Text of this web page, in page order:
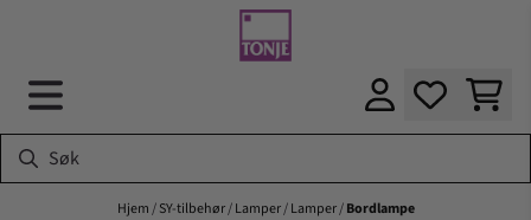
Hjem/SY-tilbehør/Lamper/Lamper/Bordlampe